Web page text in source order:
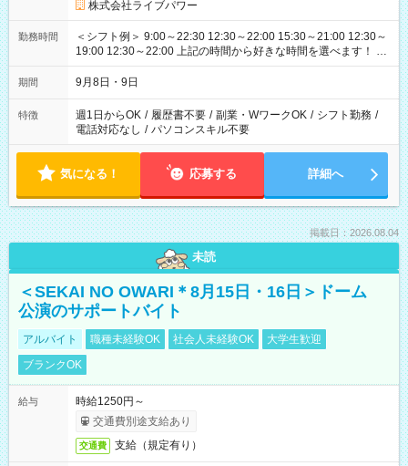
株式会社ライブパワー
勤務時間
＜シフト例＞ 9:00～22:30 12:30～22:00 15:30～21:00 12:30～
19:00 12:30～22:00 上記の時間から好きな時間を選べます！ ※
時間は変更となる可能性があります
期間 9月8日・9日
特徴 週1日からOK / 履歴書不要 / 副業・WワークOK / シフト勤務 /
電話対応なし / パソコンスキル不要
気になる！ 応募する 詳細へ
掲載日：2026.08.04
未読
＜SEKAI NO OWARI＊8月15日・16日＞ドーム
公演のサポートバイト
アルバイト 職種未経験OK 社会人未経験OK
大学生歓迎
ブランクOK
給与
時給1250円～
交通費別途支給あり
交通費 支給（規定有り）